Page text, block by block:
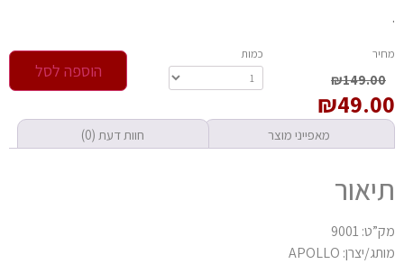
.
‫מחיר‬
₪149.00
₪49.00
‫כמות‬
הוספה לסל
מאפייני מוצר חוות דעת (0)
תיאור
מק”ט: 9001
מותג/יצרן: APOLLO